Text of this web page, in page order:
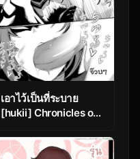
เอาไว้เป็นที่ระบาย
[hukii] Chronicles of